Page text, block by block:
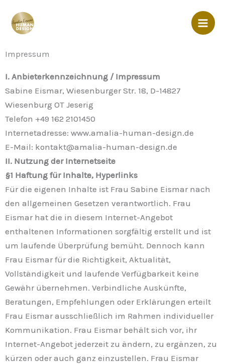
Inhalt
springen
Impressum
I. Anbieterkennzeichnung / Impressum
Sabine Eismar, Wiesenburger Str. 18, D-14827
Wiesenburg OT Jeserig
Telefon +49 162 2101450
Internetadresse: www.amalia-human-design.de
E-Mail: kontakt@amalia-human-design.de
II. Nutzung der Internetseite
§1 Haftung für Inhalte, Hyperlinks
Für die eigenen Inhalte ist Frau Sabine Eismar nach
den allgemeinen Gesetzen verantwortlich. Frau
Eismar hat die in diesem Internet-Angebot
enthaltenen Informationen sorgfältig erstellt und ist
um laufende Überprüfung bemüht. Dennoch kann
Frau Eismar für die Richtigkeit, Aktualität,
Vollständigkeit und laufende Verfügbarkeit keine
Gewähr übernehmen. Verbindliche Auskünfte,
Beratungen, Empfehlungen oder Erklärungen erteilt
Frau Eismar ausschließlich im Rahmen individueller
Kommunikation. Frau Eismar behält sich vor, ihr
Internet-Angebot jederzeit zu ändern, zu ergänzen, zu
kürzen oder auch ganz einzustellen. Frau Eismar